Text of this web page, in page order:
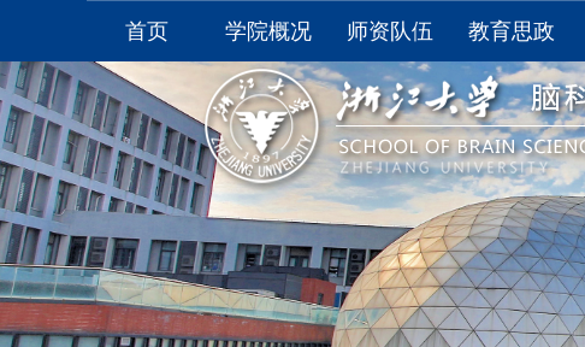
首页 学院概况
学院介绍
学院领导
学院视频
委员会
综合办公室
联系我们
师资队伍
全职教师
非全职教师
附属医院
教育思政
本科生教育
研究生教育
学生思政
学生活动
资料下载
大学生夏令营